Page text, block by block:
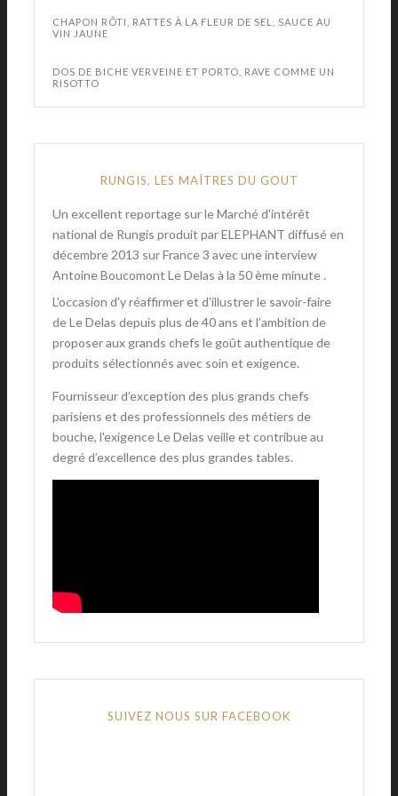
CHAPON RÔTI, RATTES À LA FLEUR DE SEL, SAUCE AU
VIN JAUNE
DOS DE BICHE VERVEINE ET PORTO, RAVE COMME UN
RISOTTO
RUNGIS, LES MAÎTRES DU GOUT
Un excellent reportage sur le Marché d'intérêt
national de Rungis produit par ELEPHANT diffusé en
décembre 2013 sur France 3 avec une interview
Antoine Boucomont Le Delas à la 50 ème minute .
L'occasion d'y réaffirmer et d'illustrer le savoir-faire
de Le Delas depuis plus de 40 ans et l’ambition de
proposer aux grands chefs le goût authentique de
produits sélectionnés avec soin et exigence.
Fournisseur d’exception des plus grands chefs
parisiens et des professionnels des métiers de
bouche, l'exigence Le Delas veille et contribue au
degré d’excellence des plus grandes tables.
SUIVEZ NOUS SUR FACEBOOK